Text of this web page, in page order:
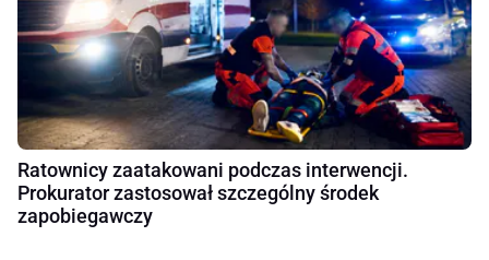
Ratownicy zaatakowani podczas interwencji.
Prokurator zastosował szczególny środek
zapobiegawczy